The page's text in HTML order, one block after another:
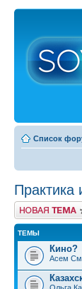
Список
Практика
Новая тема
ТЕМЫ
Кино?
Асем